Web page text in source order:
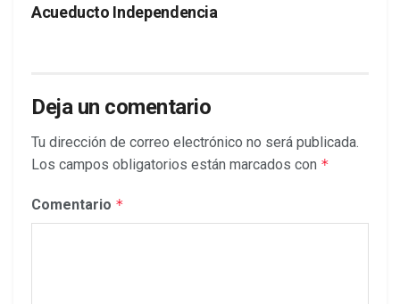
Acueducto Independencia
Deja un comentario
Tu dirección de correo electrónico no será publicada.
Los campos obligatorios están marcados con *
Comentario *